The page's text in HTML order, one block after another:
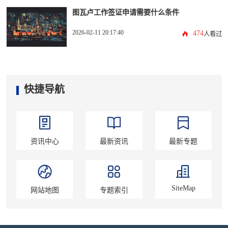
图瓦卢工作签证申请需要什么条件
2026-02-11 20:17:40 474人看过
快捷导航
资讯中心 最新资讯 最新专题
网站地图 专题索引 SiteMap